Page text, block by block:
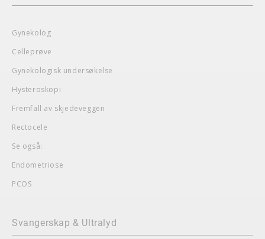
Gynekolog
Celleprøve
Gynekologisk undersøkelse
Hysteroskopi
Fremfall av skjedeveggen
Rectocele
Se også:
Endometriose
PCOS
Svangerskap & Ultralyd